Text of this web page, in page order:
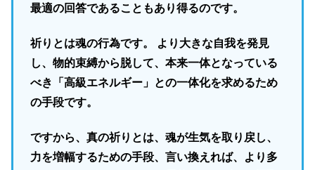
最適の回答であることもあり得るのです。
祈りとは魂の行為です。 より大きな自我を発見
し、物的束縛から脱して、本来一体となっている
べき「高級エネルギー」との一体化を求めるため
の手段です。
ですから、真の祈りとは、魂が生気を取り戻し、
力を増幅するための手段、言い換えれば、より多